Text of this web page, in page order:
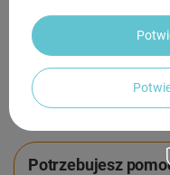
GWARANCJA
OPINIE
Potrzebujesz